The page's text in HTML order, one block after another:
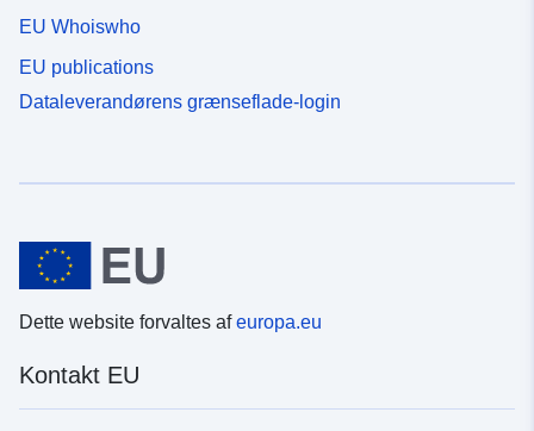
EU Whoiswho
EU publications
Dataleverandørens grænseflade-login
Dette website forvaltes afeuropa.eu
Kontakt EU